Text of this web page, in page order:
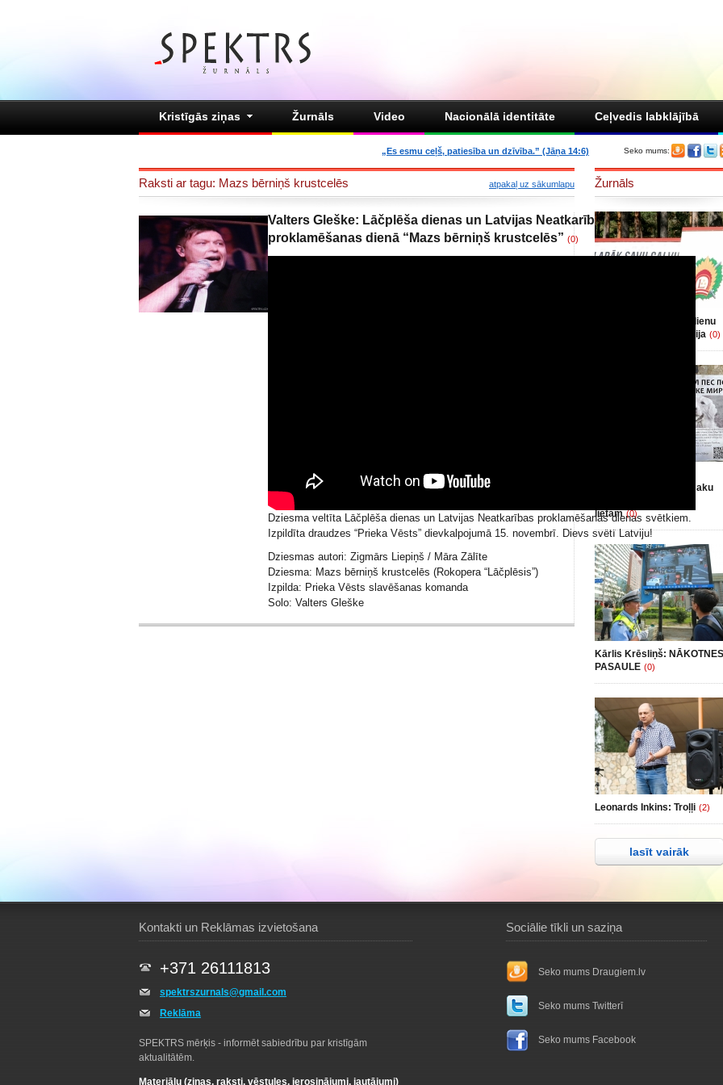
Kristīgās ziņas Žurnāls Video Nacionālā identitāte Ceļvedis labklājībā
Seko mums:
„Es esmu ceļš, patiesība un dzīvība.” (Jāņa 14:6)
Raksti ar tagu: Mazs bērniņš krustcelēs atpakaļ uz sākumlapu
Valters Gleške: Lāčplēša dienas un Latvijas Neatkarības
proklamēšanas dienā “Mazs bērniņš krustcelēs” (0)
Dziesma veltīta Lāčplēša dienas un Latvijas Neatkarības proklamēšanas dienas svētkiem.
Izpildīta draudzes “Prieka Vēsts” dievkalpojumā 15. novembrī. Dievs svētī Latviju!
Dziesmas autori: Zigmārs Liepiņš / Māra Zālīte
Dziesma: Mazs bērniņš krustcelēs (Rokopera “Lāčplēsis”)
Izpilda: Prieka Vēsts slavēšanas komanda
Solo: Valters Gleške
Žurnāls
Kārlis Krēsliņš : Mūsdienu
valsts militārā stratēģija (0)
“Krievu pasaules” smaku
lietām (0)
Kārlis Krēsliņš: NĀKOTNES
PASAULE (0)
Leonards Inkins: Troļļi (2)
lasīt vairāk
Kontakti un Reklāmas izvietošana
+371 26111813
spektrszurnals@gmail.com
Reklāma
SPEKTRS mērķis - informēt sabiedrību par kristīgām
aktualitātēm.
Materiālu (ziņas, raksti, vēstules, ierosinājumi, jautājumi)
Sociālie tīkli un saziņa
Seko mums Draugiem.lv
Seko mums Twitterī
Seko mums Facebook